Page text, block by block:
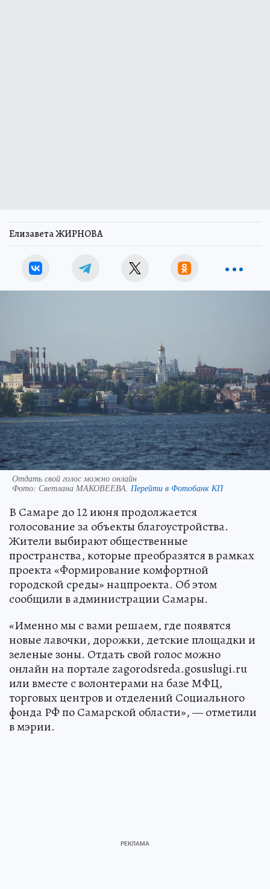
Елизавета ЖИРНОВА
Отдать свой голос можно онлайн
Фото: Светлана МАКОВЕЕВА. Перейти в Фотобанк КП
В Самаре до 12 июня продолжается
голосование за объекты благоустройства.
Жители выбирают общественные
пространства, которые преобразятся в рамках
проекта «Формирование комфортной
городской среды» нацпроекта. Об этом
сообщили в администрации Самары.
«Именно мы с вами решаем, где появятся
новые лавочки, дорожки, детские площадки и
зеленые зоны. Отдать свой голос можно
онлайн на портале zagorodsreda.gosuslugi.ru
или вместе с волонтерами на базе МФЦ,
торговых центров и отделений Социального
фонда РФ по Самарской области», — отметили
в мэрии.